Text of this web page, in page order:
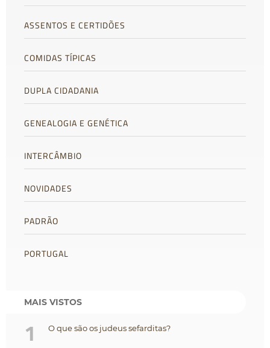
ASSENTOS E CERTIDÕES
COMIDAS TÍPICAS
DUPLA CIDADANIA
GENEALOGIA E GENÉTICA
INTERCÂMBIO
NOVIDADES
PADRÃO
PORTUGAL
MAIS VISTOS
1 O que são os judeus sefarditas?